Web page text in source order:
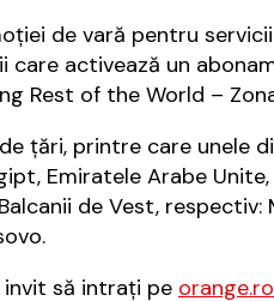
de vară pentru
activează un
Rest of the World –
țări, printre care
Emiratele Arabe Unite,
de Vest, respectiv:
invit să intraţi pe